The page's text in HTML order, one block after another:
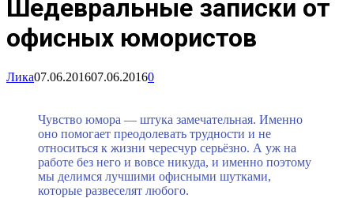
Шедевральные записки от
офисных юмористов
Лика07.06.201607.06.20160
Чувство юмора — штука замечательная. Именно
оно помогает преодолевать трудности и не
относиться к жизни чересчур серьёзно. А уж на
работе без него и вовсе никуда, и именно поэтому
мы делимся лучшими офисными шутками,
которые развеселят любого.